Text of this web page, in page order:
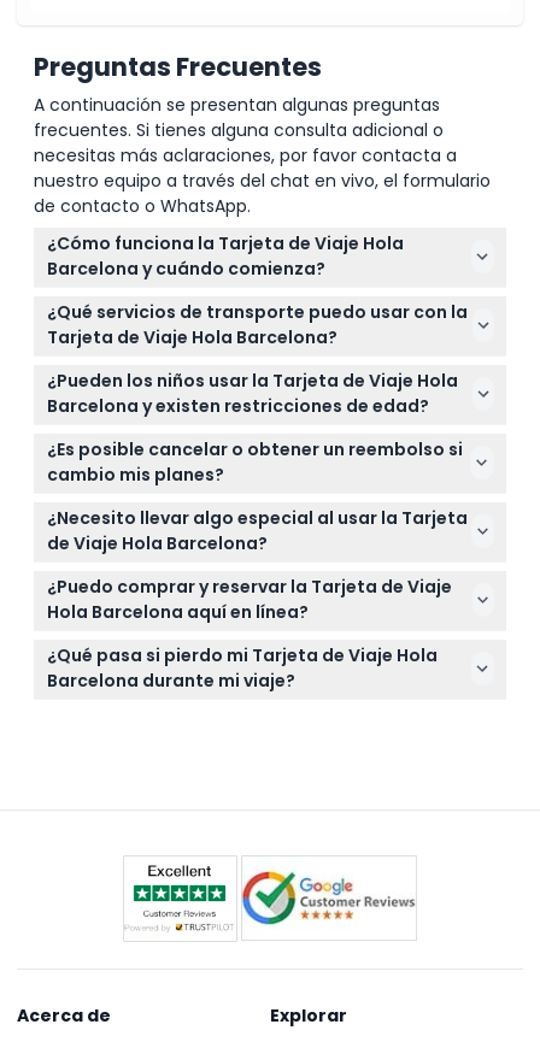
Preguntas Frecuentes
A continuación se presentan algunas preguntas
frecuentes. Si tienes alguna consulta adicional o
necesitas más aclaraciones, por favor contacta a
nuestro equipo a través del chat en vivo, el formulario
de contacto o WhatsApp.
¿Cómo funciona la Tarjeta de Viaje Hola
Barcelona y cuándo comienza?
La tarjeta se activa en el momento en que la usas
por primera vez y luego proporciona viajes
ilimitados durante el período elegido de 48, 72, 96 o
120 horas consecutivas en el transporte público de
Barcelona.
¿Qué servicios de transporte puedo usar con la
Tarjeta de Viaje Hola Barcelona?
Puedes usar el metro, autobuses, tranvías, el
funicular de Montjuïc y trenes urbanos y regionales
dentro de la Zona 1, incluyendo el viaje entre el
Aeropuerto de Barcelona y el centro de la ciudad.
¿Pueden los niños usar la Tarjeta de Viaje Hola
Barcelona y existen restricciones de edad?
Los niños de 0 a 3 años viajan gratis, mientras que
los niños de 4 años en adelante necesitan la
misma tarjeta que los adultos.
¿Es posible cancelar o obtener un reembolso si
cambio mis planes?
Los billetes no son reembolsables y no pueden
cancelarse, así que asegúrate de reservar las
fechas correctas que se ajusten a tu itinerario de
viaje.
¿Necesito llevar algo especial al usar la Tarjeta
de Viaje Hola Barcelona?
Sólo lleva tu tarjeta de viaje activada contigo en
cada trayecto; no se requieren documentos
adicionales ni identificación para usar la tarjeta.
¿Puedo comprar y reservar la Tarjeta de Viaje
Hola Barcelona aquí en línea?
Sí, puedes reservar fácilmente tu Tarjeta de Viaje
Hola Barcelona en línea en este sitio web y verificar
la disponibilidad para las fechas que prefieras.
¿Qué pasa si pierdo mi Tarjeta de Viaje Hola
Barcelona durante mi viaje?
Acerca de Explorar